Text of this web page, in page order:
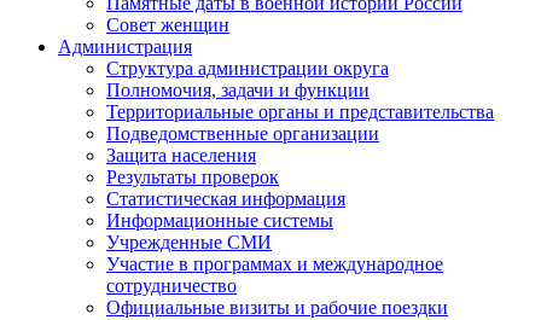
Совет женщин
Администрация
Структура администрации округа
Полномочия, задачи и функции
Территориальные органы и представительства
Подведомственные организации
Защита населения
Результаты проверок
Статистическая информация
Информационные системы
Учрежденные СМИ
Участие в программах и международное
сотрудничество
Официальные визиты и рабочие поездки